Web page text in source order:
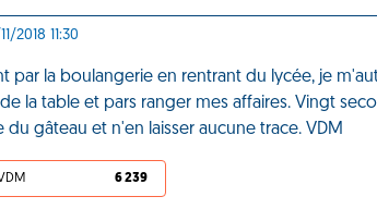
2018 11:30
par la boulangerie en rentrant du lycée, je
la table et pars ranger mes affaires. Vingt
du gâteau et n'en laisser aucune trace. VDM
6 239